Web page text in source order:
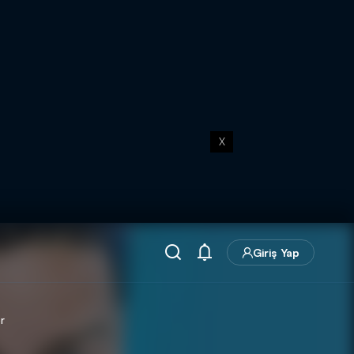
X
Giriş Yap